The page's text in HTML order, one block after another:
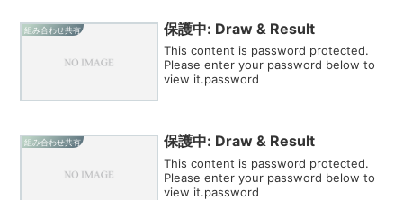
組み合わせ共有 保護中: Draw & Result
This content is password protected.
Please enter your password below to
view it.password
組み合わせ共有 保護中: Draw & Result
This content is password protected.
Please enter your password below to
view it.password